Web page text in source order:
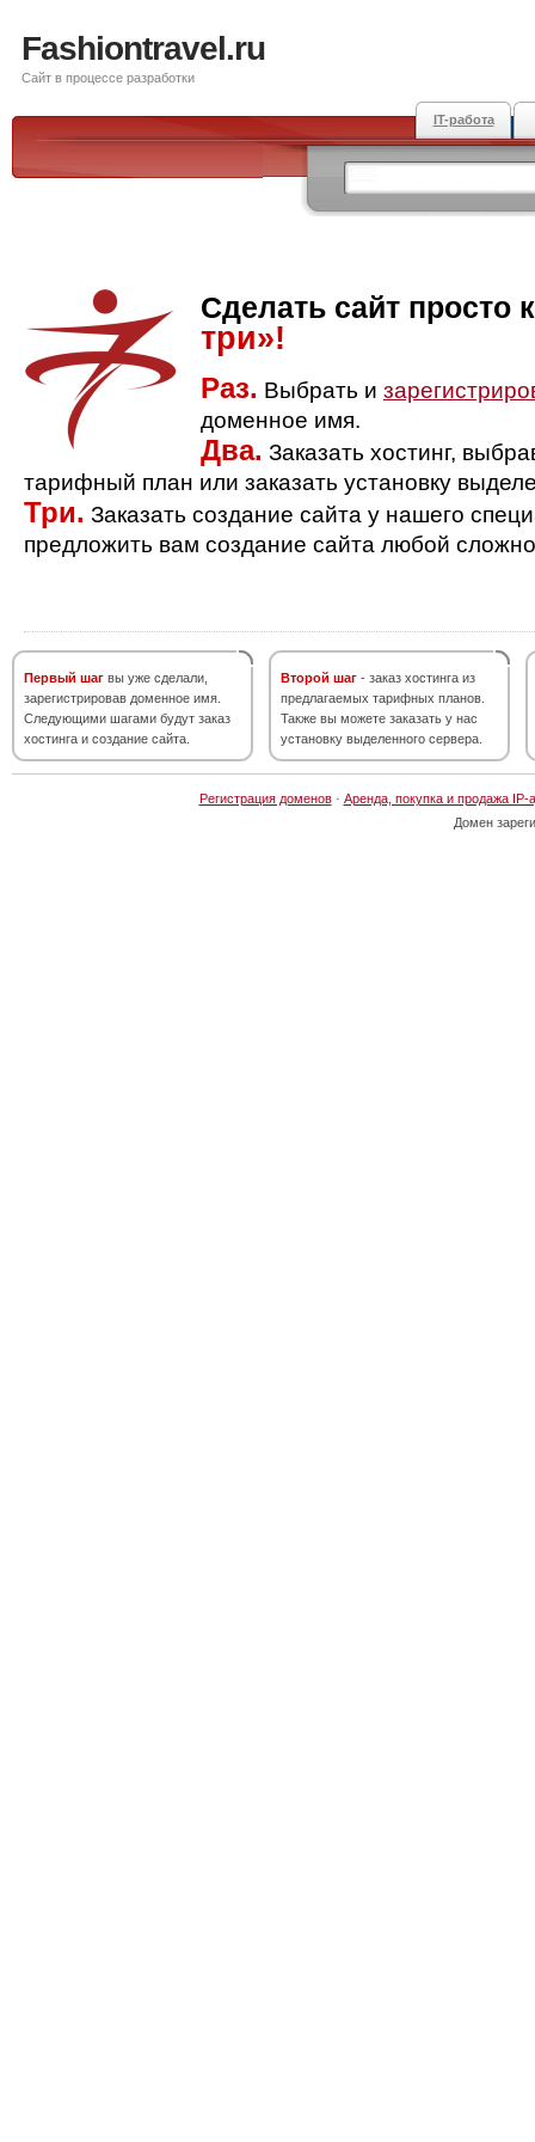
Fashiontravel.ru
Сайт в процессе разработки
IT-работа
Сделать сайт просто
три»!
Раз. Выбрать и
доменное имя.
Два. Заказать хостинг,
тарифный план или заказать установку
Три. Заказать создание сайта у нашего
предложить вам создание сайта любой
Первый шаг вы уже сделали,
зарегистрировав доменное имя.
Следующими шагами будут заказ
хостинга и создание сайта.
Второй шаг - заказ хостинга из
предлагаемых тарифных планов.
Также вы можете заказать у нас
установку выделенного сервера.
Регистрация доменов· Аренда, покупка и продажа IP-
Домен